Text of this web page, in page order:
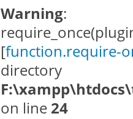
Warning:
[function.require-
on line 24